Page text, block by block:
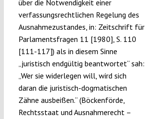
über die Notwendigkeit einer
verfassungsrechtlichen Regelung des
Ausnahmezustandes, in: Zeitschrift für
Parlamentsfragen 11 [1980], S. 110
[111-117]) als in diesem Sinne
„juristisch endgültig beantwortet“ sah:
„Wer sie widerlegen will, wird sich
daran die juristisch-dogmatischen
Zähne ausbeißen.“ (Böckenförde,
Rechtsstaat und Ausnahmerecht –